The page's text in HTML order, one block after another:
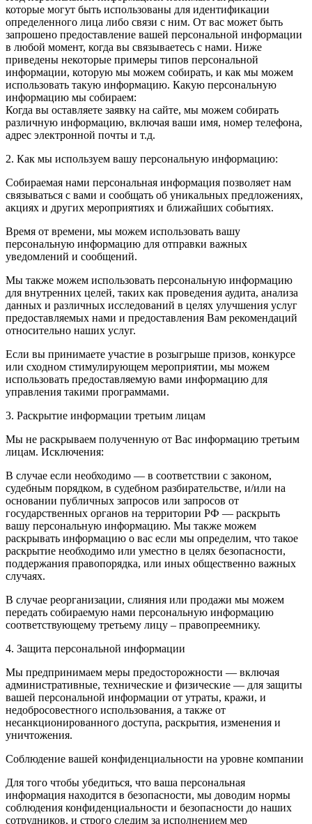
которые могут быть использованы для идентификации
определенного лица либо связи с ним. От вас может быть
запрошено предоставление вашей персональной информации
в любой момент, когда вы связываетесь с нами. Ниже
приведены некоторые примеры типов персональной
информации, которую мы можем собирать, и как мы можем
использовать такую информацию. Какую персональную
информацию мы собираем:
Когда вы оставляете заявку на сайте, мы можем собирать
различную информацию, включая ваши имя, номер телефона,
адрес электронной почты и т.д.
2. Как мы используем вашу персональную информацию:
Собираемая нами персональная информация позволяет нам
связываться с вами и сообщать об уникальных предложениях,
акциях и других мероприятиях и ближайших событиях.
Время от времени, мы можем использовать вашу
персональную информацию для отправки важных
уведомлений и сообщений.
Мы также можем использовать персональную информацию
для внутренних целей, таких как проведения аудита, анализа
данных и различных исследований в целях улучшения услуг
предоставляемых нами и предоставления Вам рекомендаций
относительно наших услуг.
Если вы принимаете участие в розыгрыше призов, конкурсе
или сходном стимулирующем мероприятии, мы можем
использовать предоставляемую вами информацию для
управления такими программами.
3. Раскрытие информации третьим лицам
Мы не раскрываем полученную от Вас информацию третьим
лицам. Исключения:
В случае если необходимо — в соответствии с законом,
судебным порядком, в судебном разбирательстве, и/или на
основании публичных запросов или запросов от
государственных органов на территории РФ — раскрыть
вашу персональную информацию. Мы также можем
раскрывать информацию о вас если мы определим, что такое
раскрытие необходимо или уместно в целях безопасности,
поддержания правопорядка, или иных общественно важных
случаях.
В случае реорганизации, слияния или продажи мы можем
передать собираемую нами персональную информацию
соответствующему третьему лицу – правопреемнику.
4. Защита персональной информации
Мы предпринимаем меры предосторожности — включая
административные, технические и физические — для защиты
вашей персональной информации от утраты, кражи, и
недобросовестного использования, а также от
несанкционированного доступа, раскрытия, изменения и
уничтожения.
Соблюдение вашей конфиденциальности на уровне компании
Для того чтобы убедиться, что ваша персональная
информация находится в безопасности, мы доводим нормы
соблюдения конфиденциальности и безопасности до наших
сотрудников, и строго следим за исполнением мер